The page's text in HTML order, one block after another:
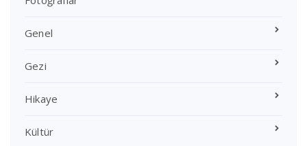
Genel
Gezi
Hikaye
Kültür